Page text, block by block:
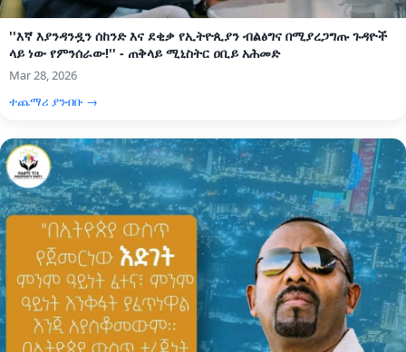
''እኛ እያንዳንዷን ሰከንድ እና ደቂቃ የኢትዮጲያን ብልፅግና በሚያረጋግጡ ጉዳዮች
ላይ ነው የምንሰራው!'' - ጠቅላይ ሚኒስትር ዐቢይ አሕመድ
Mar 28, 2026
ተጨማሪ ያንብቡ →